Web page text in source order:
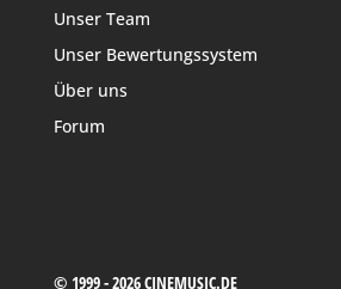
Unser Team
Unser Bewertungssystem
Über uns
Forum
© 1999 - 2026 CINEMUSIC.DE